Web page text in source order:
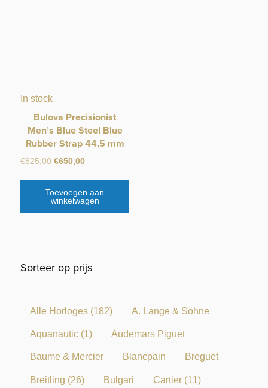
Sorteer op prijs
Alle Horloges (182) A. Lange & Söhne
Aquanautic (1) Audemars Piguet
Baume & Mercier Blancpain Breguet
Breitling (26) Bulgari Cartier (11)
In stock
Bulova Precisionist
Men’s Blue Steel Blue
Rubber Strap 44,5 mm
€825,00 Oorspronkelijke
€825,00.
€650,00Huidige
€650,00.
Toevoegen aan
winkelwagen